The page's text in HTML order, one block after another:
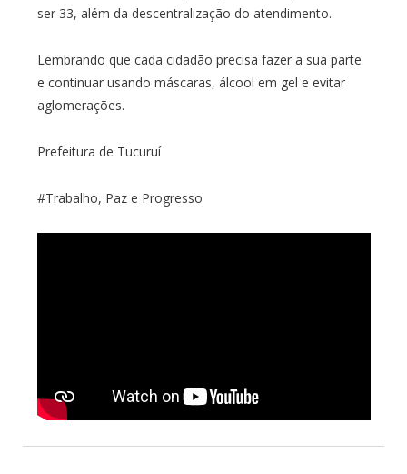
ser 33, além da descentralização do atendimento.
Lembrando que cada cidadão precisa fazer a sua parte
e continuar usando máscaras, álcool em gel e evitar
aglomerações.
Prefeitura de Tucuruí
#Trabalho, Paz e Progresso